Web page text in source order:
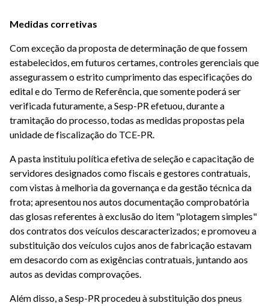
Medidas corretivas
Com exceção da proposta de determinação de que fossem
estabelecidos, em futuros certames, controles gerenciais que
assegurassem o estrito cumprimento das especificações do
edital e do Termo de Referência, que somente poderá ser
verificada futuramente, a Sesp-PR efetuou, durante a
tramitação do processo, todas as medidas propostas pela
unidade de fiscalização do TCE-PR.
A pasta instituiu política efetiva de seleção e capacitação de
servidores designados como fiscais e gestores contratuais,
com vistas à melhoria da governança e da gestão técnica da
frota; apresentou nos autos documentação comprobatória
das glosas referentes à exclusão do item "plotagem simples"
dos contratos dos veículos descaracterizados; e promoveu a
substituição dos veículos cujos anos de fabricação estavam
em desacordo com as exigências contratuais, juntando aos
autos as devidas comprovações.
Além disso, a Sesp-PR procedeu à substituição dos pneus